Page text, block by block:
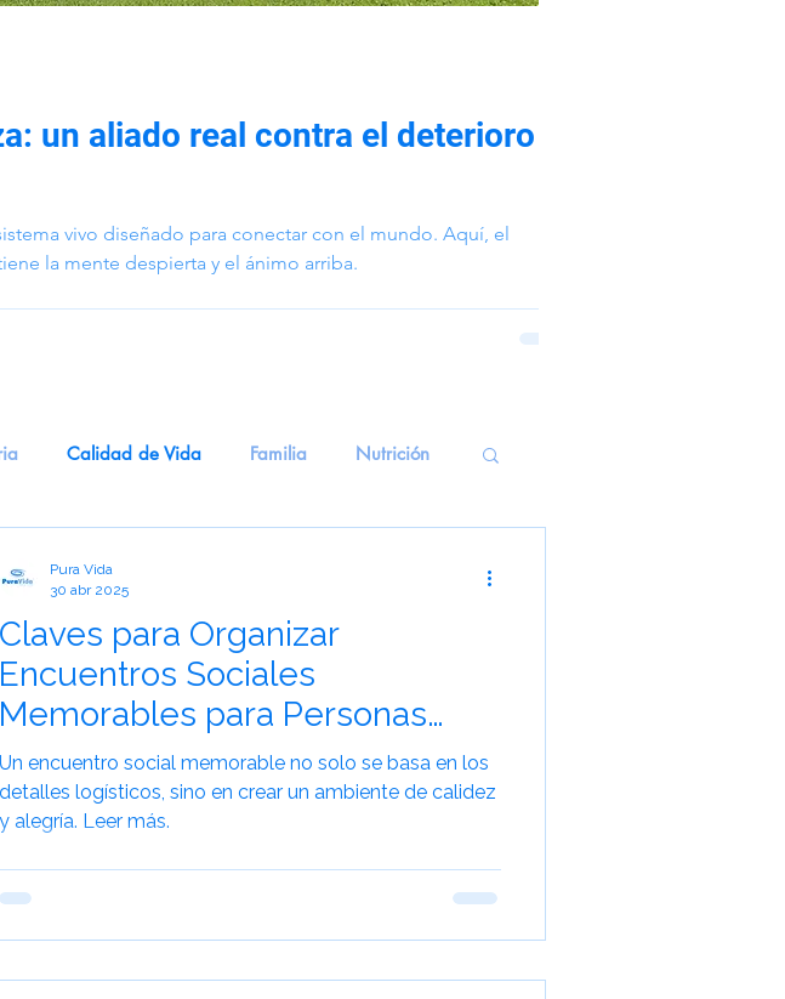
un aliado real contra el deterioro
vivo diseñado para conectar con el mundo. Aquí, el
la mente despierta y el ánimo arriba.
Calidad de Vida Familia Nutrición
EstimulaciónSensorial TerapiasSensoriales
en la Salud Men
de Viaje
Claves para Organizar
Encuentros Sociales
Memorables para Personas
Mayores
Un encuentro social memorable no solo se basa en los
detalles logísticos, sino en crear un ambiente de calidez
y alegría. Leer más.
Pura Vida
30 abr 2025